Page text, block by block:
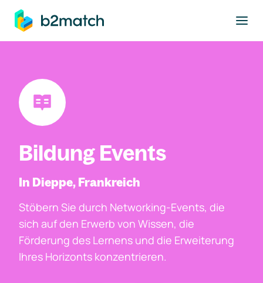
springen
Bildung Events
In Dieppe, Frankreich
Stöbern Sie durch Networking-Events, die
sich auf den Erwerb von Wissen, die
Förderung des Lernens und die Erweiterung
Ihres Horizonts konzentrieren.